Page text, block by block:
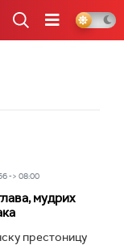
-> 08:00
мудрих
престоницу